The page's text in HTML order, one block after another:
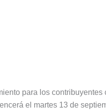
para los
el martes 13 de